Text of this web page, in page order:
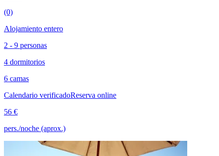
(0)
Alojamiento entero
2 - 9 personas
4 dormitorios
6 camas
Calendario verificadoReserva online
56 €
pers./noche (aprox.)